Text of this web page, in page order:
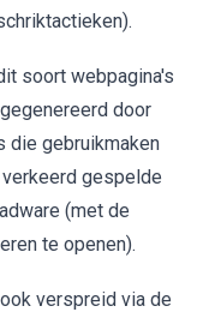
soort webpagina's
door
die gebruikmaken
gespelde
(met de
te openen).
verspreid via de